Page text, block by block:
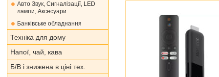
Авто Звук, Сигналізації, LED
лампи, Аксесуари
Банківське обладнання
Техніка для дому
Напої, чай, кава
Б/В і знижена в ціні тех.